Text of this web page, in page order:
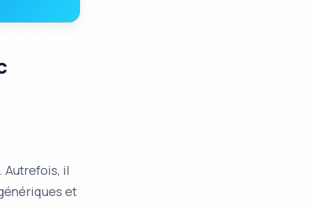
Autrefois, il
et